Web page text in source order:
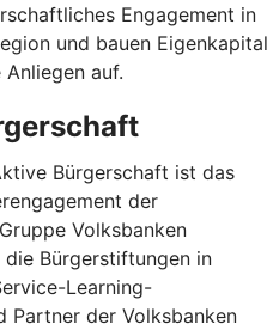
Engagement in
und bauen Eigenkapital
auf.
Bürgerschaft ist das
der
Volksbanken
Bürgerstiftungen in
Learning-
Partner der Volksbanken